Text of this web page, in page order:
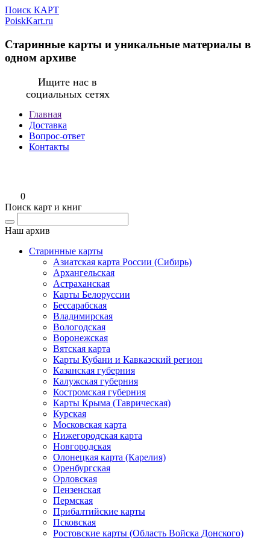
Поиск КАРТ
PoiskKart.ru
Старинные карты и уникальные материалы в
одном архиве
Ищите нас в
социальных сетях
Главная
Доставка
Вопрос-ответ
Контакты
0
Поиск карт и книг
Наш архив
Старинные карты
Азиатская карта России (Сибирь)
Архангельская
Астраханская
Карты Белоруссии
Бессарабская
Владимирская
Вологодская
Воронежская
Вятская карта
Карты Кубани и Кавказский регион
Казанская губерния
Калужская губерния
Костромская губерния
Карты Крыма (Таврическая)
Курская
Московская карта
Нижегородская карта
Новгородская
Олонецкая карта (Карелия)
Оренбургская
Орловская
Пензенская
Пермская
Прибалтийские карты
Псковская
Ростовские карты (Область Войска Донского)